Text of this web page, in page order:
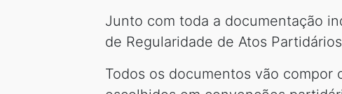
Junto com toda a documentação
de Regularidade de Atos
Todos os documentos vão